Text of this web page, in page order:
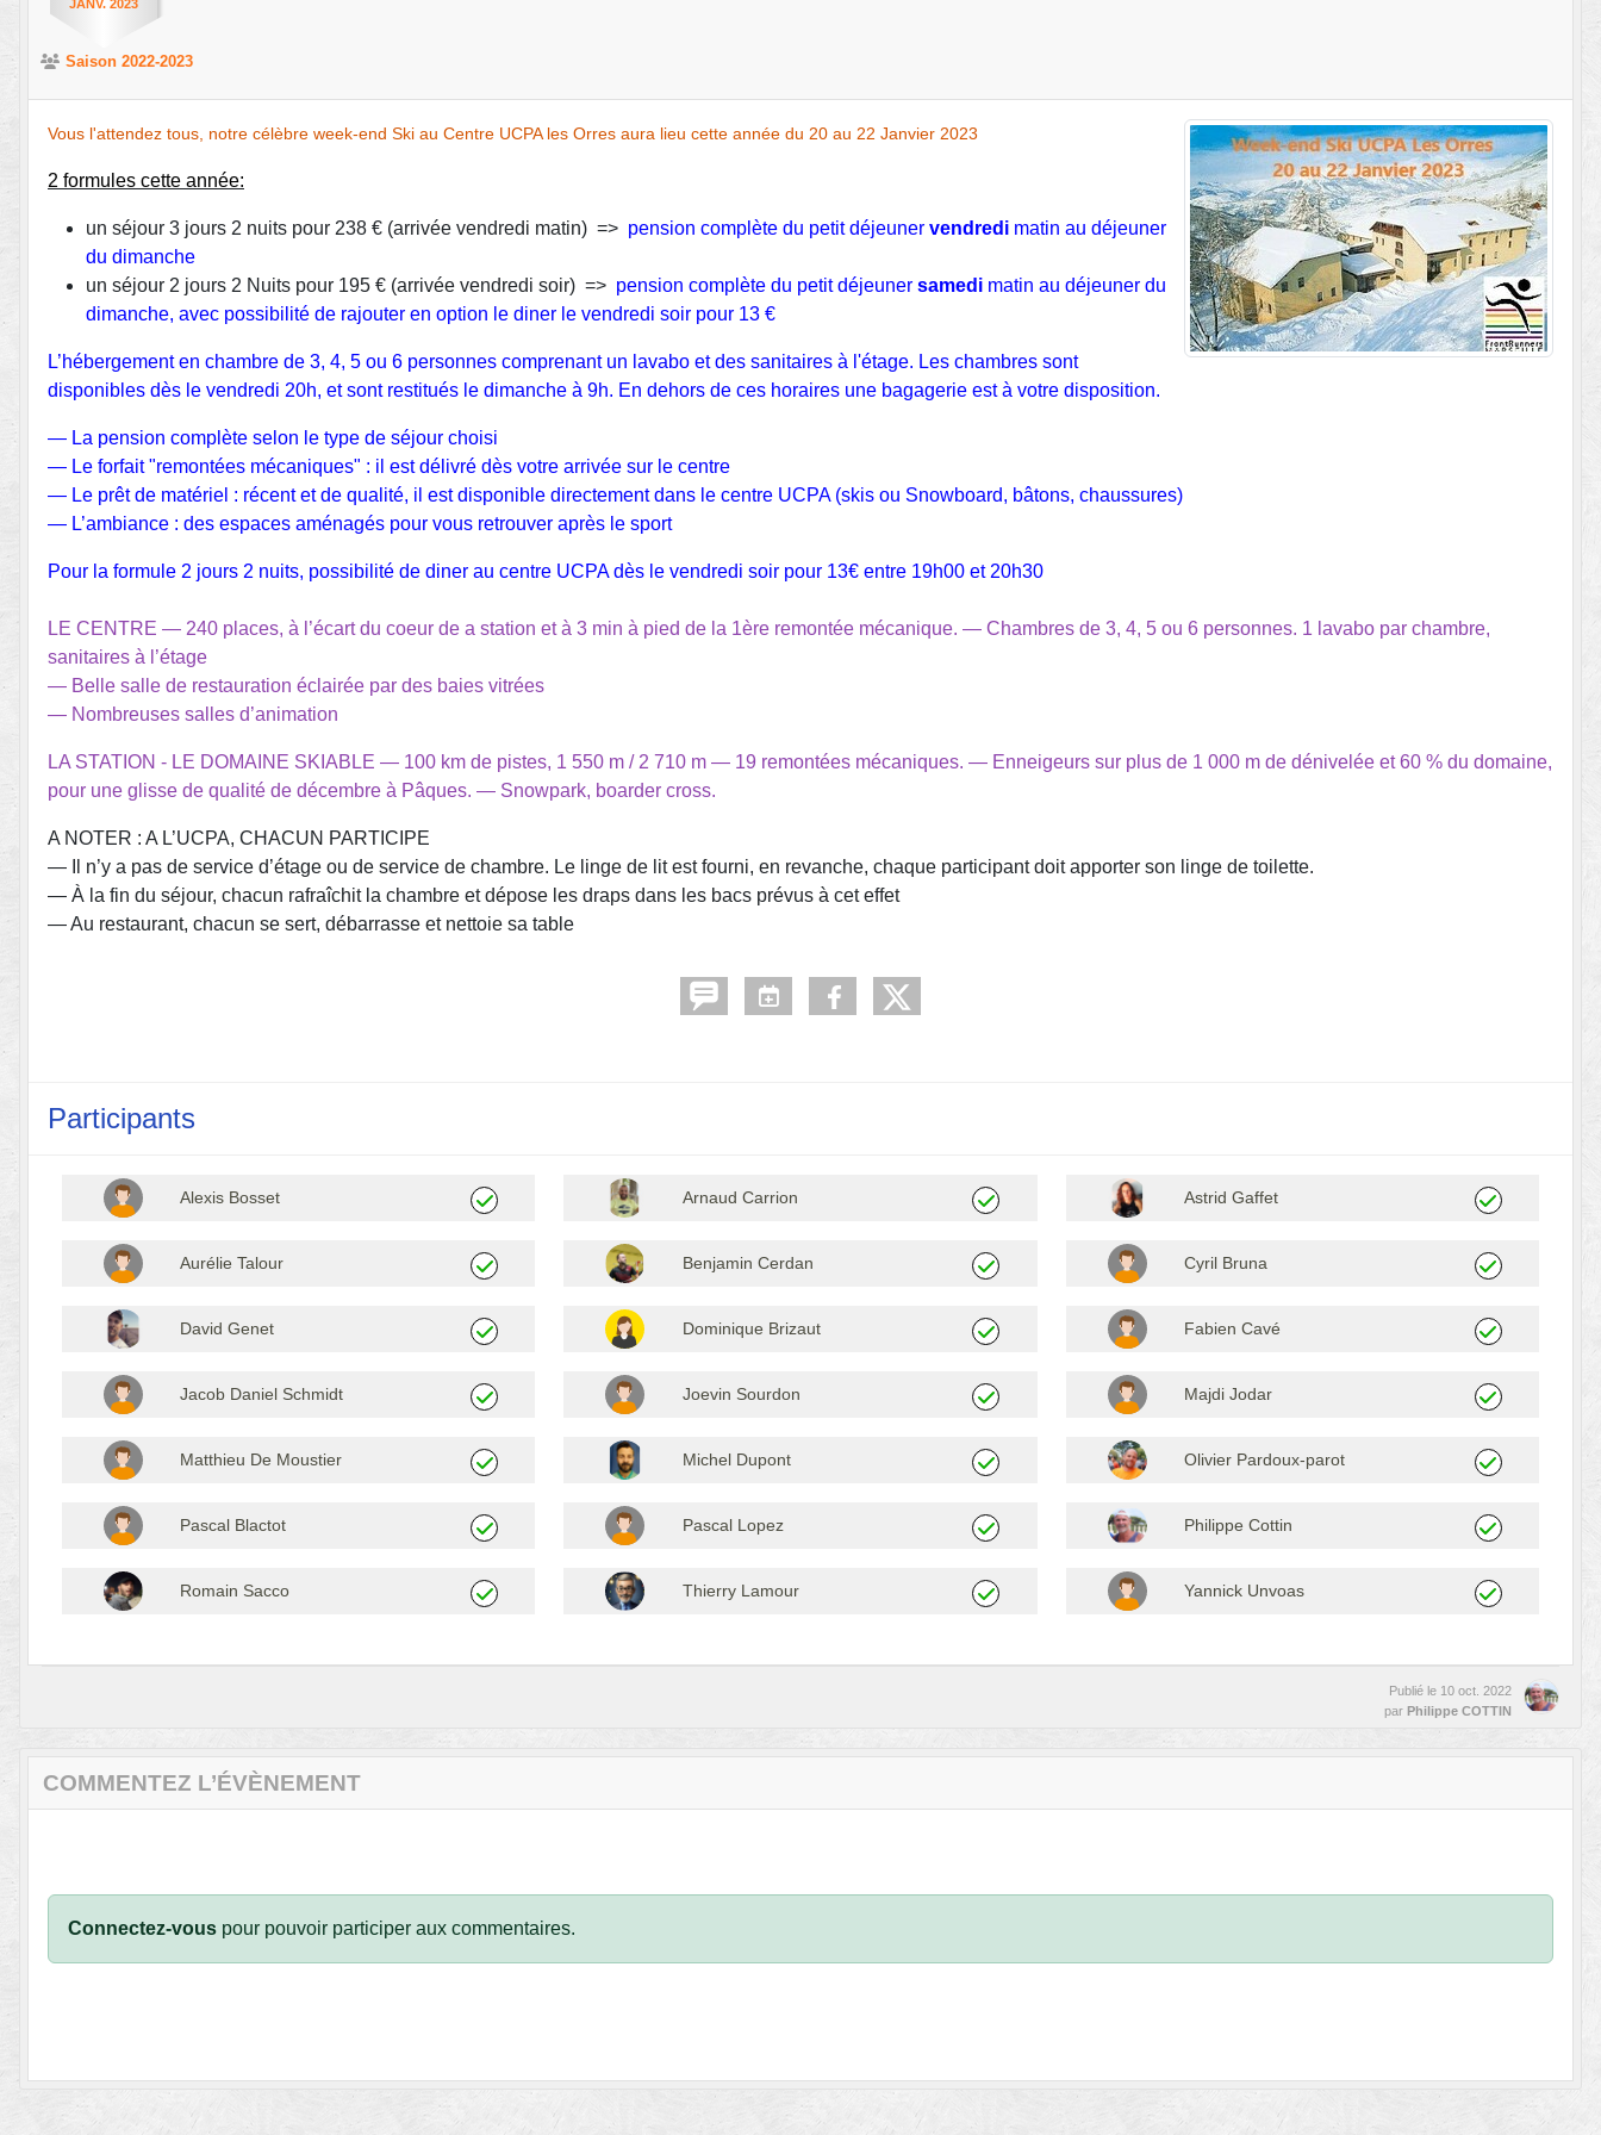
JANV. 2023
Saison 2022-2023
Vous l'attendez tous, notre célèbre week-end Ski au Centre UCPA les Orres aura lieu cette année du 20 au 22 Janvier 2023
2 formules cette année:
un séjour 3 jours 2 nuits pour 238 € (arrivée vendredi matin) => pension complète du petit déjeuner vendredi matin au déjeuner
du dimanche
un séjour 2 jours 2 Nuits pour 195 € (arrivée vendredi soir) => pension complète du petit déjeuner samedi matin au déjeuner du
dimanche, avec possibilité de rajouter en option le diner le vendredi soir pour 13 €
L’hébergement en chambre de 3, 4, 5 ou 6 personnes comprenant un lavabo et des sanitaires à l'étage. Les chambres sont
disponibles dès le vendredi 20h, et sont restitués le dimanche à 9h. En dehors de ces horaires une bagagerie est à votre disposition.
— La pension complète selon le type de séjour choisi
— Le forfait "remontées mécaniques" : il est délivré dès votre arrivée sur le centre
— Le prêt de matériel : récent et de qualité, il est disponible directement dans le centre UCPA (skis ou Snowboard, bâtons, chaussures)
— L’ambiance : des espaces aménagés pour vous retrouver après le sport
Pour la formule 2 jours 2 nuits, possibilité de diner au centre UCPA dès le vendredi soir pour 13€ entre 19h00 et 20h30
LE CENTRE — 240 places, à l’écart du coeur de a station et à 3 min à pied de la 1ère remontée mécanique. — Chambres de 3, 4, 5 ou 6 personnes. 1 lavabo par chambre,
sanitaires à l’étage
— Belle salle de restauration éclairée par des baies vitrées
— Nombreuses salles d’animation
LA STATION - LE DOMAINE SKIABLE — 100 km de pistes, 1 550 m / 2 710 m — 19 remontées mécaniques. — Enneigeurs sur plus de 1 000 m de dénivelée et 60 % du domaine,
pour une glisse de qualité de décembre à Pâques. — Snowpark, boarder cross.
A NOTER : A L’UCPA, CHACUN PARTICIPE
— Il n’y a pas de service d’étage ou de service de chambre. Le linge de lit est fourni, en revanche, chaque participant doit apporter son linge de toilette.
— À la fin du séjour, chacun rafraîchit la chambre et dépose les draps dans les bacs prévus à cet effet
— Au restaurant, chacun se sert, débarrasse et nettoie sa table
Participants
Alexis Bosset Arnaud Carrion Astrid Gaffet
Aurélie Talour Benjamin Cerdan Cyril Bruna
David Genet Dominique Brizaut Fabien Cavé
Jacob Daniel Schmidt Joevin Sourdon Majdi Jodar
Matthieu De Moustier Michel Dupont Olivier Pardoux-parot
Pascal Blactot Pascal Lopez Philippe Cottin
Romain Sacco Thierry Lamour Yannick Unvoas
Publié le 10 oct. 2022
par Philippe COTTIN
COMMENTEZ L’ÉVÈNEMENT
Connectez-vous pour pouvoir participer aux commentaires.